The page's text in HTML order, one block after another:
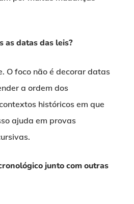
as datas das leis?
O foco não é decorar datas
a ordem dos
históricos em que
ajuda em provas
junto com outras